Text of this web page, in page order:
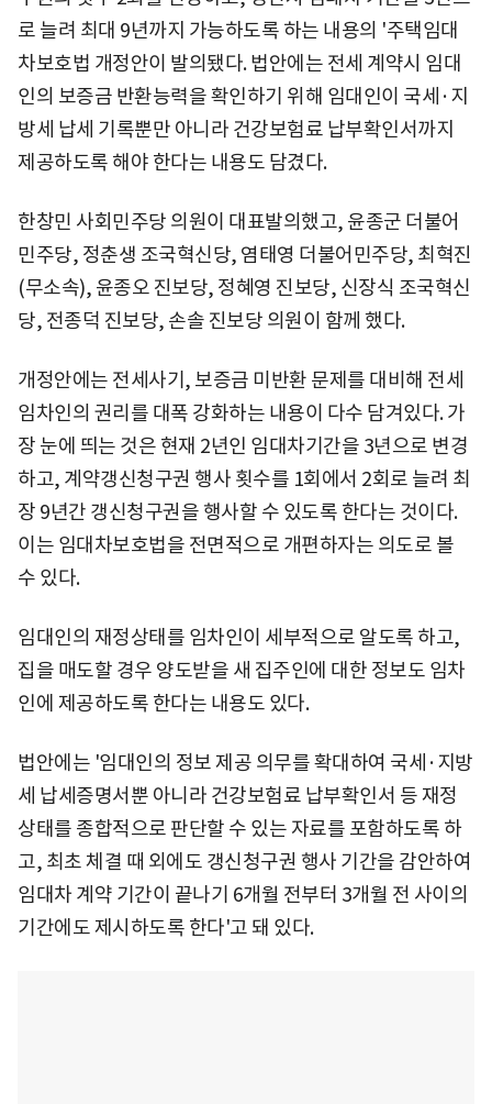
로 늘려 최대 9년까지 가능하도록 하는 내용의 '주택임대
차보호법 개정안이 발의됐다. 법안에는 전세 계약시 임대
인의 보증금 반환능력을 확인하기 위해 임대인이 국세·지
방세 납세 기록뿐만 아니라 건강보험료 납부확인서까지
제공하도록 해야 한다는 내용도 담겼다.
한창민 사회민주당 의원이 대표발의했고, 윤종군 더불어
민주당, 정춘생 조국혁신당, 염태영 더불어민주당, 최혁진
(무소속), 윤종오 진보당, 정혜영 진보당, 신장식 조국혁신
당, 전종덕 진보당, 손솔 진보당 의원이 함께 했다.
개정안에는 전세사기, 보증금 미반환 문제를 대비해 전세
임차인의 권리를 대폭 강화하는 내용이 다수 담겨있다. 가
장 눈에 띄는 것은 현재 2년인 임대차기간을 3년으로 변경
하고, 계약갱신청구권 행사 횟수를 1회에서 2회로 늘려 최
장 9년간 갱신청구권을 행사할 수 있도록 한다는 것이다.
이는 임대차보호법을 전면적으로 개편하자는 의도로 볼
수 있다.
임대인의 재정상태를 임차인이 세부적으로 알도록 하고,
집을 매도할 경우 양도받을 새 집주인에 대한 정보도 임차
인에 제공하도록 한다는 내용도 있다.
법안에는 '임대인의 정보 제공 의무를 확대하여 국세·지방
세 납세증명서뿐 아니라 건강보험료 납부확인서 등 재정
상태를 종합적으로 판단할 수 있는 자료를 포함하도록 하
고, 최초 체결 때 외에도 갱신청구권 행사 기간을 감안하여
임대차 계약 기간이 끝나기 6개월 전부터 3개월 전 사이의
기간에도 제시하도록 한다'고 돼 있다.